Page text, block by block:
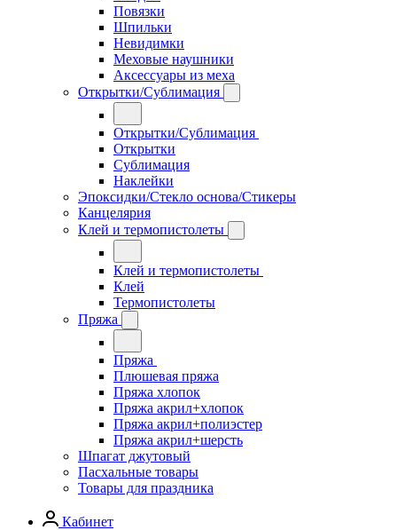
Повязки
Шпильки
Невидимки
Меховые наушники
Аксессуары из меха
Открытки/Сублимация
Открытки/Сублимация
Открытки
Сублимация
Наклейки
Эпоксидки/Стекло основа/Стикеры
Канцелярия
Клей и термопистолеты
Клей и термопистолеты
Клей
Термопистолеты
Пряжа
Пряжа
Плюшевая пряжа
Пряжа хлопок
Пряжа акрил+хлопок
Пряжа акрил+полиэстер
Пряжа акрил+шерсть
Шпагат джутовый
Пасхальные товары
Товары для праздника
Кабинет